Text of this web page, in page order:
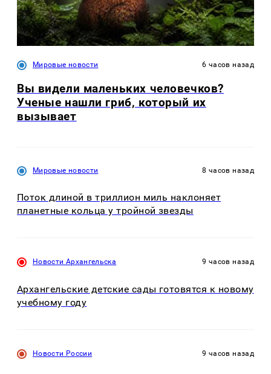
Мировые новости 6 часов назад
Вы видели маленьких человечков?
Ученые нашли гриб, который их
вызывает
Мировые новости 8 часов назад
Поток длиной в триллион миль наклоняет
планетные кольца у тройной звезды
Новости Архангельска 9 часов назад
Архангельские детские сады готовятся к новому
учебному году
Новости России 9 часов назад